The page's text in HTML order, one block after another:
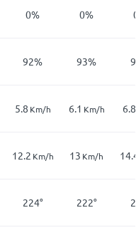
0% 0%
92% 93%
5.8 Km/h 6.1 Km/h 6.8
12.2 Km/h 13 Km/h
224° 222°